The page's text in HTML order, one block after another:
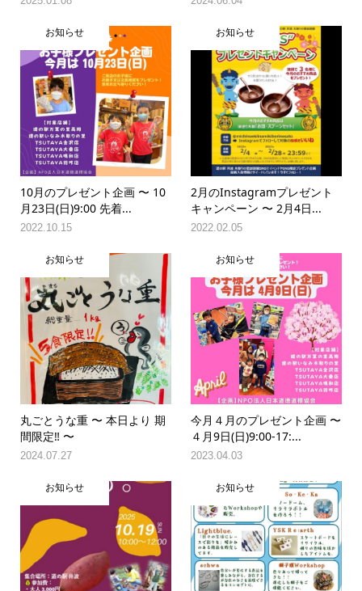
お知らせ
10月のプレゼント企画 〜 10
月23日(日)9:00 先着...
2022.10.15
お知らせ
2月のInstagramプレゼント
キャンペーン 〜 2月4日...
2022.02.05
お知らせ
丸ごとうな重 〜 本日より 期
間限定‼️ 〜
2024.07.27
お知らせ
今月４月のプレゼント企画 〜
４月9日(日)9:00-17:...
2023.04.03
お知らせ お知らせ